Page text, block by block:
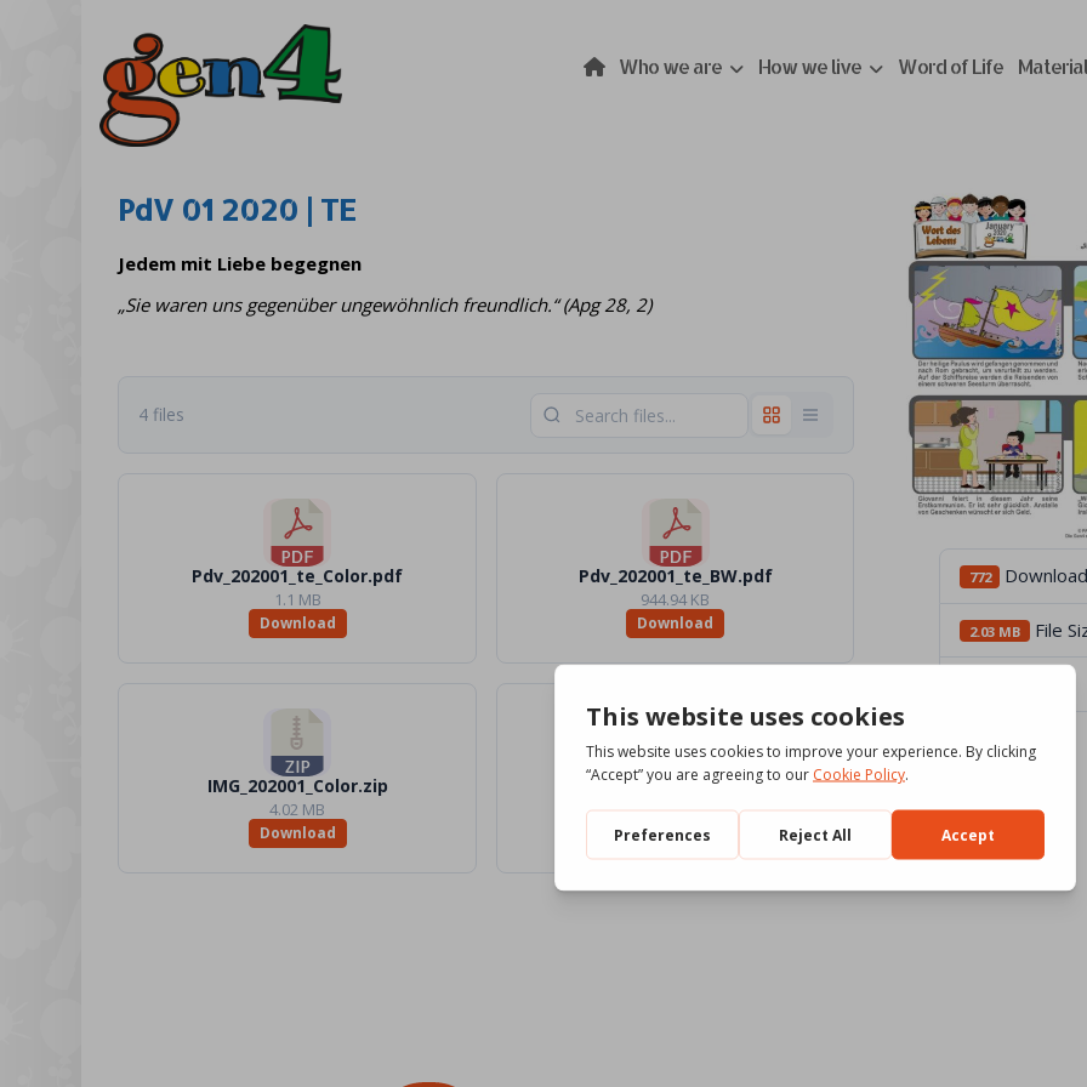
Who we are How we live Word of Life
PdV 01 2020 | TE
Jedem mit Liebe begegnen
„Sie waren uns gegenüber ungewöhnlich freundlich.“ (Apg 28, 2)
4 files
Pdv_202001_te_Color.pdf
1.1 MB
Download
Pdv_202001_te_BW.pdf
944.94 KB
Download
IMG_202001_Color.zip
4.02 MB
Download
IMG_202001_BW.zip
Download
772 Download
2.03 MB File